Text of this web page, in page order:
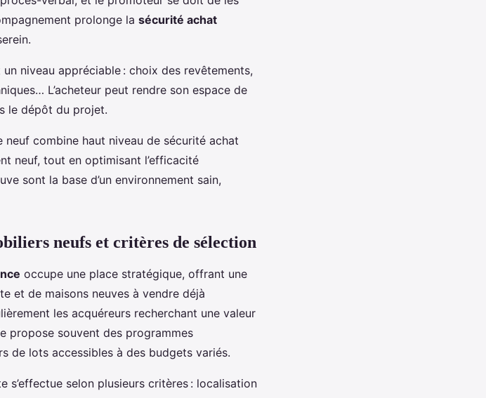
prolonge la sécurité achat
niveau appréciable : choix des revêtements,
L’acheteur peut rendre son espace de
le dépôt du projet.
combine haut niveau de sécurité achat
neuf, tout en optimisant l’efficacité
sont la base d’un environnement sain,
neufs et critères de sélection
occupe une place stratégique, offrant une
et de maisons neuves à vendre déjà
les acquéreurs recherchant une valeur
propose souvent des programmes
de lots accessibles à des budgets variés.
s’effectue selon plusieurs critères : localisation